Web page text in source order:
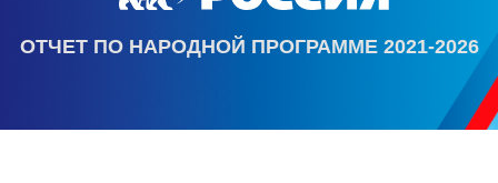
ОТЧЕТ ПО НАРОДНОЙ ПРОГРАММЕ 2021-2026